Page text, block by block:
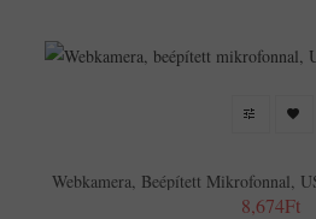
Webkamera, Beépített Mikrofonnal,
8,674Ft